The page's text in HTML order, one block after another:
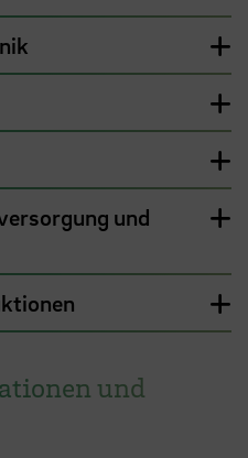
und
und